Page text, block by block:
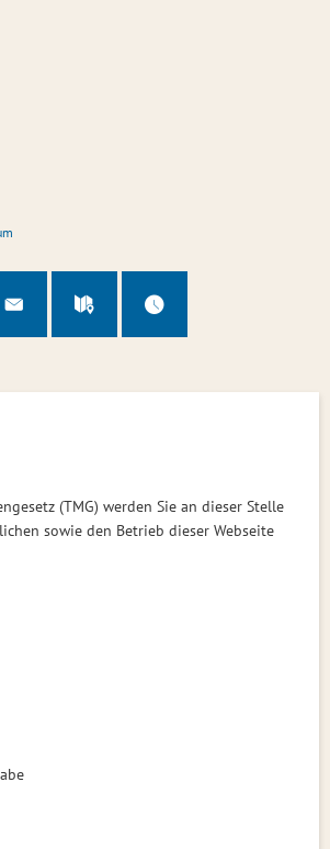
(TMG) werden Sie an dieser Stelle
sowie den Betrieb dieser Webseite